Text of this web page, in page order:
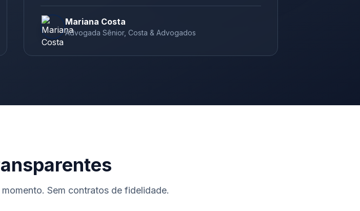
Mariana Costa
Advogada Sênior, Costa & Advogados
Sem contratos de fidelidade.